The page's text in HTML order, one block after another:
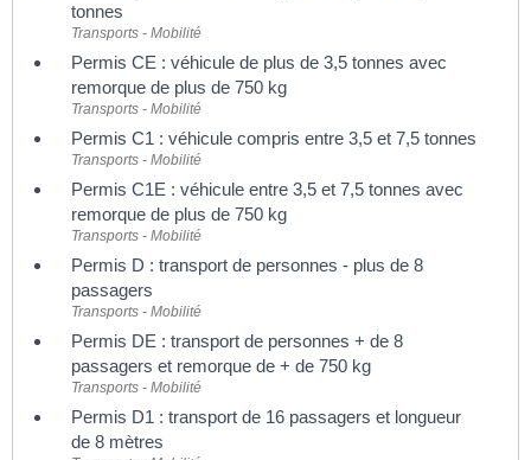
tonnes
Transports - Mobilité
Permis CE : véhicule de plus de 3,5 tonnes avec
remorque de plus de 750 kg
Transports - Mobilité
Permis C1 : véhicule compris entre 3,5 et 7,5 tonnes
Transports - Mobilité
Permis C1E : véhicule entre 3,5 et 7,5 tonnes avec
remorque de plus de 750 kg
Transports - Mobilité
Permis D : transport de personnes - plus de 8
passagers
Transports - Mobilité
Permis DE : transport de personnes + de 8
passagers et remorque de + de 750 kg
Transports - Mobilité
Permis D1 : transport de 16 passagers et longueur
de 8 mètres